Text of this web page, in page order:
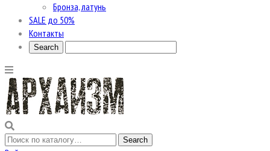
Бронза, латунь
SALE до 50%
Контакты